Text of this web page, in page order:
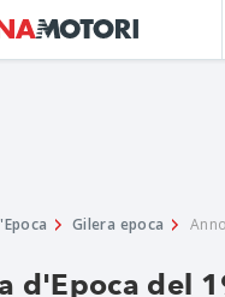
Gilera epoca
d'Epoca del